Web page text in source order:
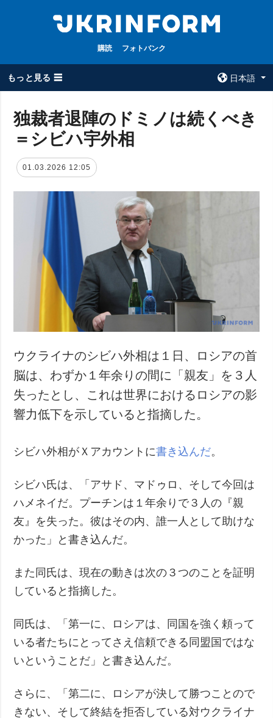
購読 フォトバンク
もっと見る ☰
日本語
全てのトピック
被占領地
政治
経済・復興
防衛
社会・文化
スポーツ
犯罪
事故・緊急事態
特集
インタビュー
写真
動画
購読
フォトバンク
独裁者退陣のドミノは続くべき
＝シビハ宇外相
01.03.2026 12:05
ウクライナのシビハ外相は１日、ロシアの首
脳は、わずか１年余りの間に「親友」を３人
失ったとし、これは世界におけるロシアの影
響力低下を示していると指摘した。
シビハ外相がＸアカウントに書き込んだ。
シビハ氏は、「アサド、マドゥロ、そして今回は
ハメネイだ。プーチンは１年余りで３人の『親
友』を失った。彼はその内、誰一人として助けな
かった」と書き込んだ。
また同氏は、現在の動きは次の３つのことを証明
していると指摘した。
同氏は、「第一に、ロシアは、同国を強く頼って
いる者たちにとってさえ信頼できる同盟国ではな
いということだ」と書き込んだ。
さらに、「第二に、ロシアが決して勝つことので
きない、そして終結を拒否している対ウクライナ